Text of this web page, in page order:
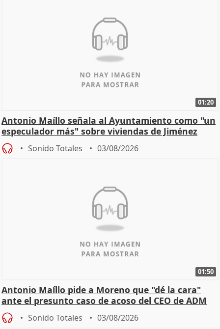
01:20
Antonio Maíllo señala al Ayuntamiento como "un
especulador más" sobre viviendas de Jiménez
Becerril
Sonido Totales 03/08/2026
01:50
Antonio Maíllo pide a Moreno que "dé la cara"
ante el presunto caso de acoso del CEO de ADM
Sonido Totales 03/08/2026